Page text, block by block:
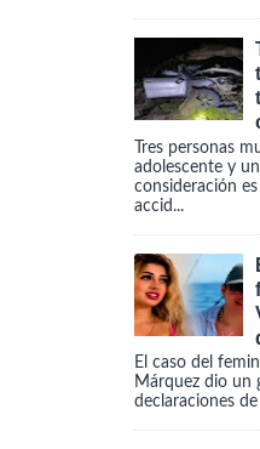
Tres personas
adolescente y
consideración
accid...
El caso del
Márquez dio un
declaraciones